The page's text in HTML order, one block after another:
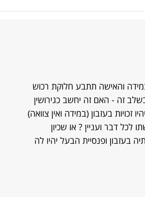
והאישה תתבע חלוקת רכוש
זה - האם זה יחשב כגירושין
בעזבון (במידה ואין צוואה)
לכל דבר ועניין ? או שכיון
בעזבון ופנסיית הבעל יהיו לה